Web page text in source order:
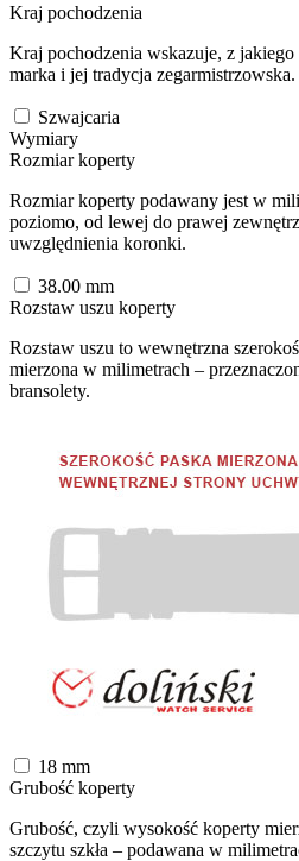
Kraj pochodzenia
Kraj pochodzenia wskazuje, z
marka i jej tradycja zegarmistrzowska.
Szwajcaria
Wymiary
Rozmiar koperty
Rozmiar koperty podawany jest w
poziomo, od lewej do prawej
uwzględnienia koronki.
38.00 mm
Rozstaw uszu koperty
Rozstaw uszu to wewnętrzna
mierzona w milimetrach –
bransolety.
18 mm
Grubość koperty
Grubość, czyli wysokość koperty
szczytu szkła – podawana w